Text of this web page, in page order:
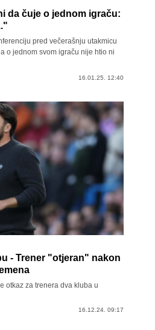
da čuje o jednom igraču:
pred večerašnju utakmicu
o jednom svom igraču nije htio ni
16.01.25. 12:40
- Trener "otjeran" nakon
otkaz za trenera dva kluba u
16.12.24. 09:17